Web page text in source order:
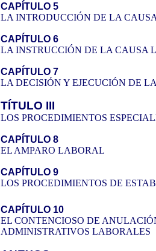
CAPÍTULO 5
LA INTRODUCCIÓN DE LA
CAPÍTULO 6
LA INSTRUCCIÓN DE LA CAUSA
CAPÍTULO 7
LA DECISIÓN Y EJECUCIÓN DE
TÍTULO III
LOS PROCEDIMIENTOS
CAPÍTULO 8
EL AMPARO LABORAL
CAPÍTULO 9
LOS PROCEDIMIENTOS DE
CAPÍTULO 10
EL CONTENCIOSO DE
ADMINISTRATIVOS LABORALES